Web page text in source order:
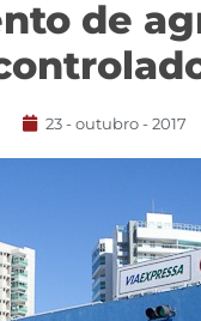
de
23 - outubro - 2017